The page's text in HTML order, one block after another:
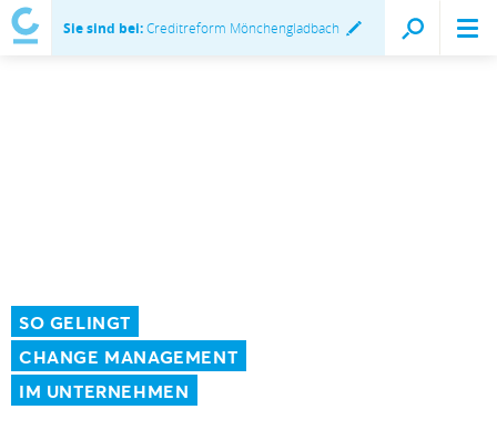
Sie sind bei:Creditreform Mönchengladbach
SO GELINGT
CHANGE MANAGEMENT
IM UNTERNEHMEN